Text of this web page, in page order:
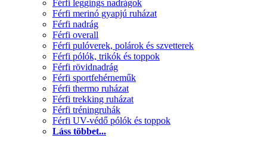
Férfi leggings nadrágok
Férfi merinó gyapjú ruházat
Férfi nadrág
Férfi overall
Férfi pulóverek, polárok és szvetterek
Férfi pólók, trikók és toppok
Férfi rövidnadrág
Férfi sportfehérneműk
Férfi thermo ruházat
Férfi trekking ruházat
Férfi tréningruhák
Férfi UV-védő pólók és toppok
Láss többet...